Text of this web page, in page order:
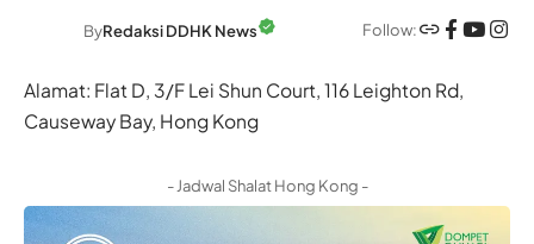
ByRedaksi DDHK News Follow:
Alamat: Flat D, 3/F Lei Shun Court, 116 Leighton Rd,
Causeway Bay, Hong Kong
- Jadwal Shalat Hong Kong -